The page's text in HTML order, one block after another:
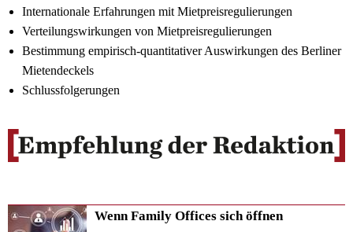
Internationale Erfahrungen mit Mietpreisregulierungen
Verteilungswirkungen von Mietpreisregulierungen
Bestimmung empirisch-quantitativer Auswirkungen des Berliner
Mietendeckels
Schlussfolgerungen
Wenn Family Offices sich öffnen